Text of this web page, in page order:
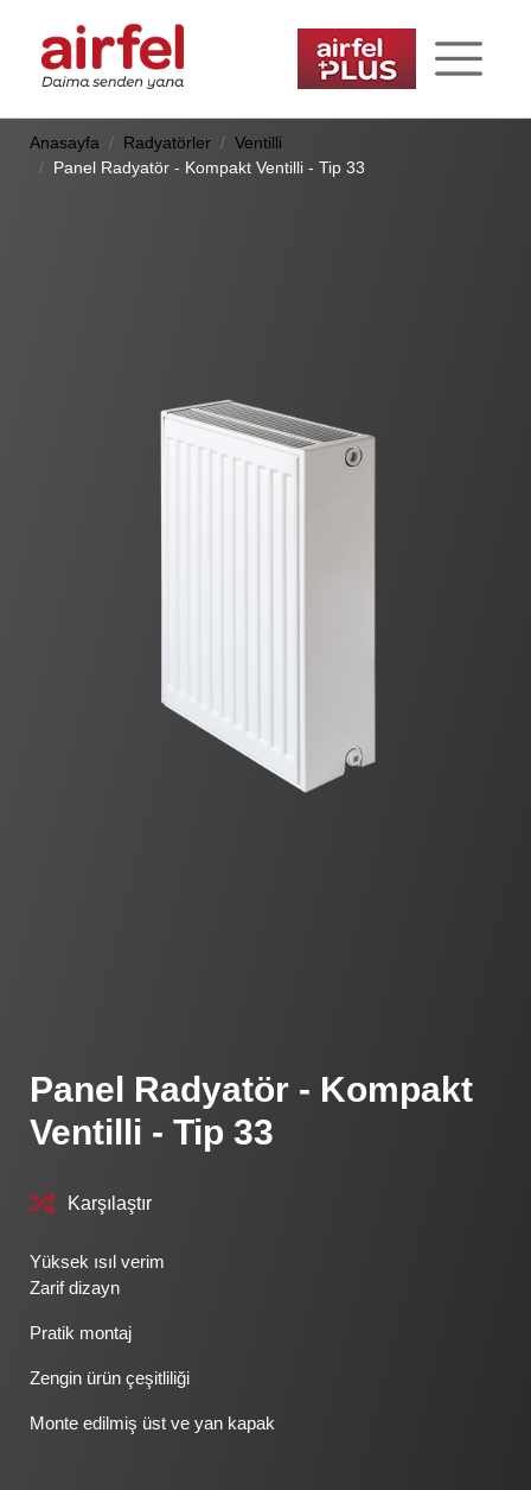
Anasayfa Radyatörler
Ventilli
Panel Radyatör - Kompakt Ventilli - Tip 33
Panel Radyatör - Kompakt
Ventilli - Tip 33
Karşılaştır
Yüksek ısıl verim
Zarif dizayn
Pratik montaj
Zengin ürün çeşitliliği
Monte edilmiş üst ve yan kapak